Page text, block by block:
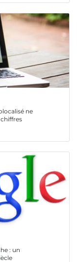
ne
: un